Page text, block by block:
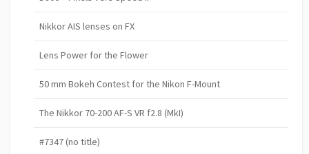
Nikkor AIS lenses on FX
Lens Power for the Flower
50 mm Bokeh Contest for the Nikon F-Mount
The Nikkor 70-200 AF-S VR f2.8 (MkI)
#7347 (no title)